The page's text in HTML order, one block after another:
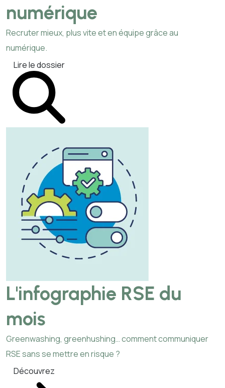
numérique
Recruter mieux, plus vite et en équipe grâce au
numérique.
Lire le dossier
L'infographie RSE du
mois
Greenwashing, greenhushing… comment communiquer
RSE sans se mettre en risque ?
Découvrez